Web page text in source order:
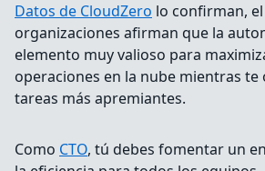
Datos de CloudZero lo confirman, el
organizaciones afirman que la
elemento muy valioso para
operaciones en la nube mientras te
tareas más apremiantes.
Como CTO, tú debes fomentar un